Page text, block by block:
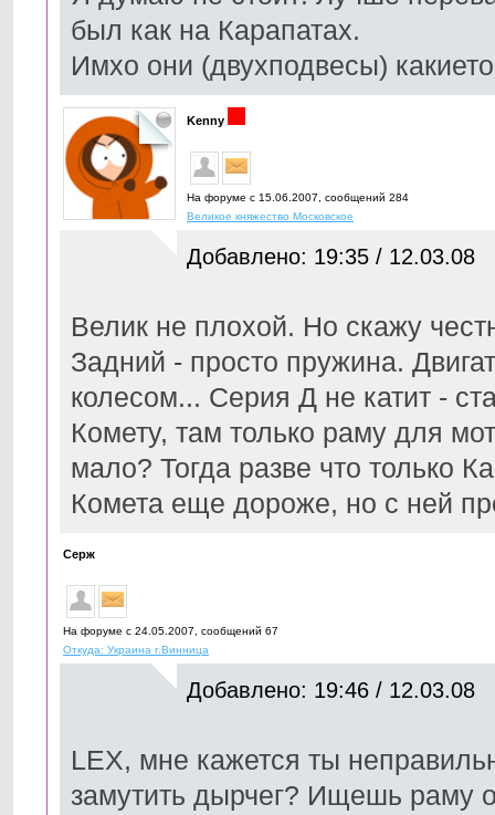
был как на Карапатах.
Имхо они (двухподвесы)
Kenny
На форуме с 15.06.2007, cообщений 284
Великое княжество Московское
Добавлено: 19:35 / 12.03.08
Велик не плохой. Но скажу
Задний - просто пружина.
колесом... Серия Д не катит -
Комету, там только раму для
мало? Тогда разве что только
Комета еще дороже, но с ней
Серж
На форуме с 24.05.2007, cообщений 67
Откуда: Украина г.Винница
Добавлено: 19:46 / 12.03.08
LEX, мне кажется ты
замутить дырчег? Ищешь раму